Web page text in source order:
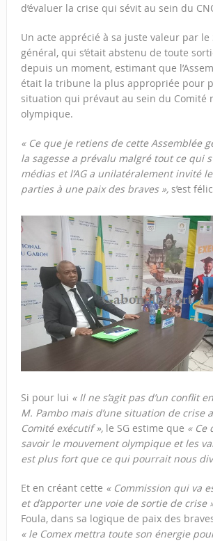
d’évaluer la crise qui sévit au sein du
Un acte apprécié à sa juste valeur par le
général, qui s’était abstenu de toute
depuis un moment, estimant que
était la tribune la plus appropriée pour
situation qui prévaut au sein du Comité
olympique.
« Ce que je retiens de cette Assemblée
la sagesse a prévalu malgré tout ce qui
médias et l’AG a unilatéralement invité
parties à une paix des braves »,s’est
Si pour lui « Il ne s’agit pas d’un conflit
M. Pambo mais d’une situation de crise
Comité exécutif »,le SG estime que « Ce
savoir le mouvement olympique et les
est plus fort que ce qui pourrait nous
Et en créant cette « Commission qui va
et d’apporter une voie de sortie de crise
Foula, dans sa logique de paix des
« le Comex mettra toute son énergie